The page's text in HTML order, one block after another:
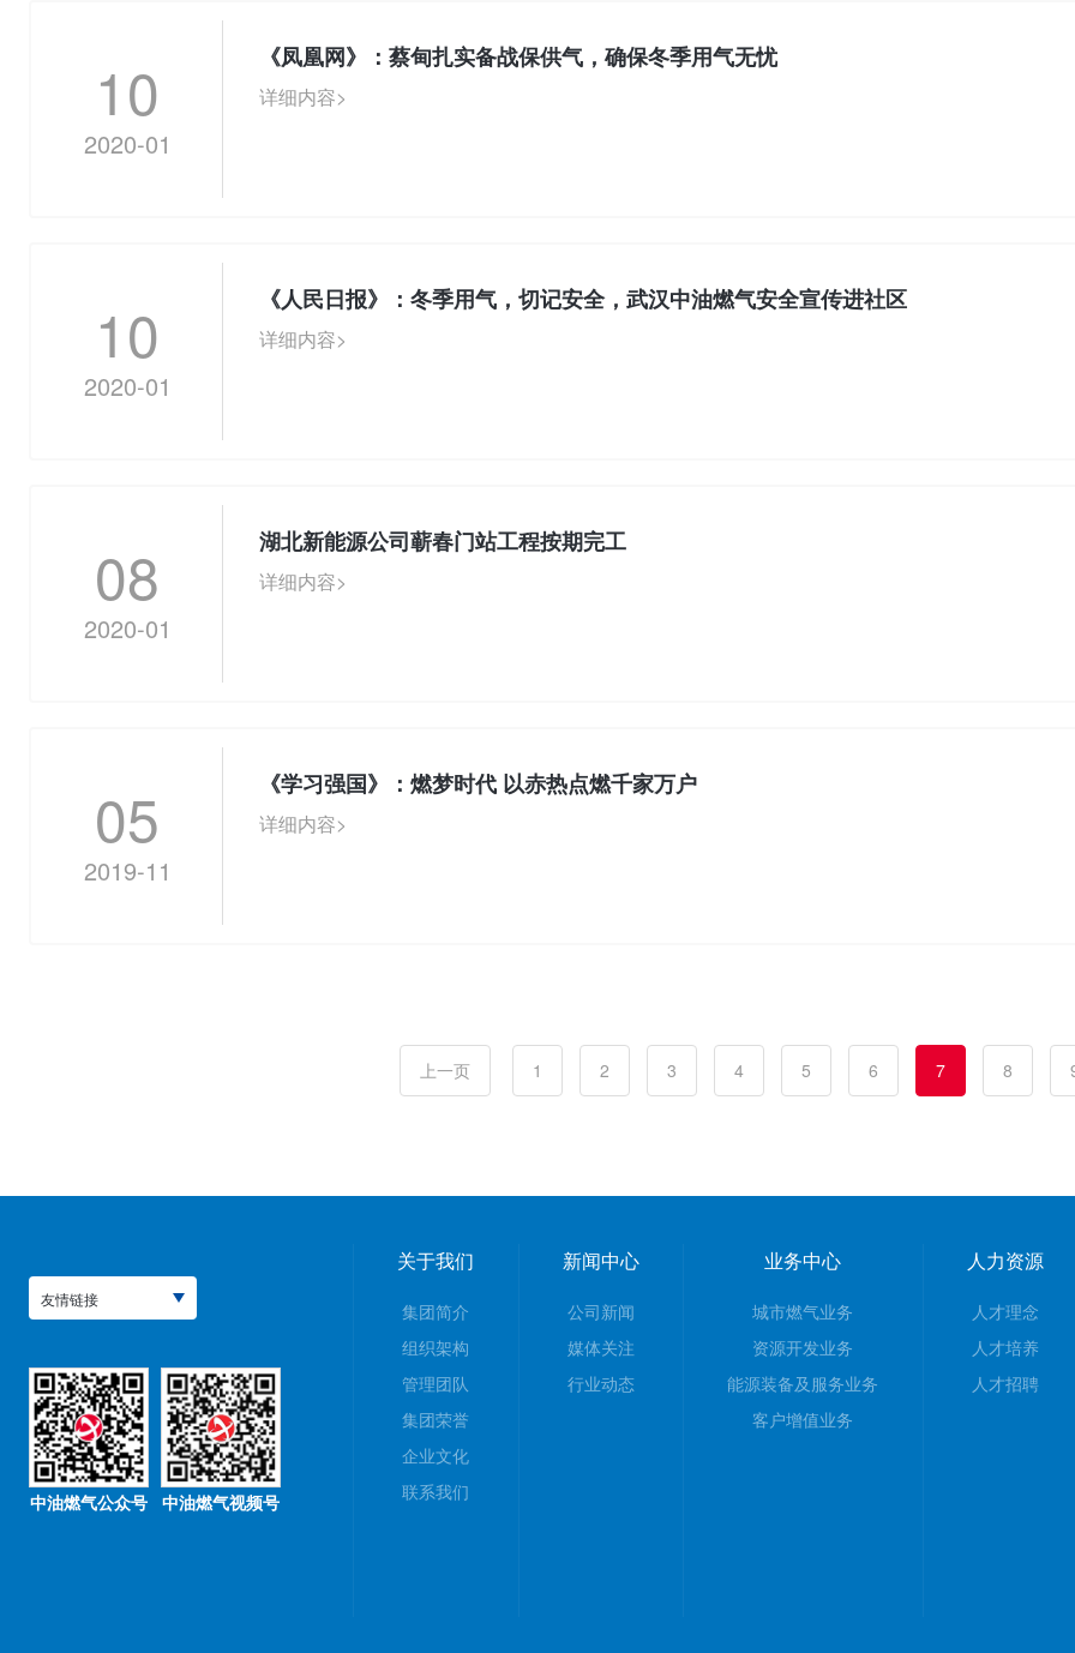
10
2020-01
《凤凰网》：蔡甸扎实备战保供气，确保冬季用气无忧
详细内容>
10
2020-01
《人民日报》：冬季用气，切记安全，武汉中油燃气安全宣传进社区
详细内容>
08
2020-01
湖北新能源公司蕲春门站工程按期完工
详细内容>
05
2019-11
《学习强国》：燃梦时代 以赤热点燃千家万户
详细内容>
上一页 1 2 3 4 5 6 7 8
友情链接
中油燃气公众号 中油燃气视频号
关于我们
集团简介
组织架构
管理团队
集团荣誉
企业文化
联系我们
新闻中心
公司新闻
媒体关注
行业动态
业务中心
城市燃气业务
资源开发业务
能源装备及服务业务
客户增值业务
人力资源
人才理念
人才培养
人才招聘